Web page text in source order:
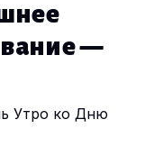
—
Утро ко Дню